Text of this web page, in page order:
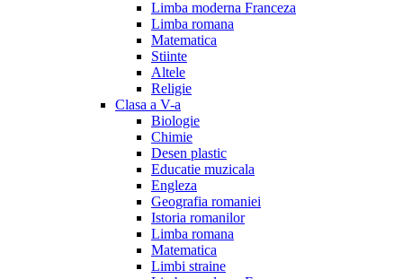
Limba moderna Franceza
Limba romana
Matematica
Stiinte
Altele
Religie
Clasa a V-a
Biologie
Chimie
Desen plastic
Educatie muzicala
Engleza
Geografia romaniei
Istoria romanilor
Limba romana
Matematica
Limbi straine